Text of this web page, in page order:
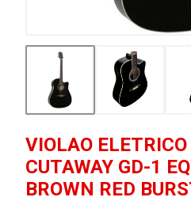
VIOLAO
CUTAWAY GD-1
BROWN RED